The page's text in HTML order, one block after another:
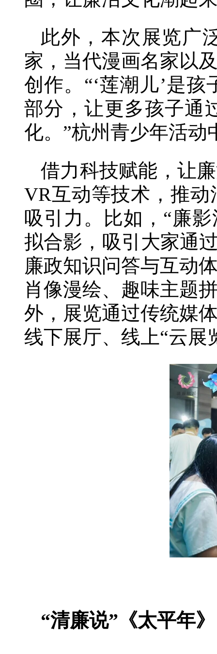
此外，本次展览广
家，当代漫画名家以
创作。“‘莲潮儿’是
部分，让更多孩子通
化。”杭州青少年活动
借力科技赋能，让
VR互动等技术，推
吸引力。比如，“廉
拟合影，吸引大家通
廉政知识问答与互动
肖像漫绘、趣味主题
外，展览通过传统媒
线下展厅、线上“云展
“清廉说”《太平年